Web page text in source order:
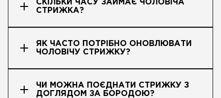
СКІЛЬКИ ЧАСУ ЗАЙМАЄ ЧОЛОВІЧА
СТРИЖКА?
ЯК ЧАСТО ПОТРІБНО ОНОВЛЮВАТИ
ЧОЛОВІЧУ СТРИЖКУ?
ЧИ МОЖНА ПОЄДНАТИ СТРИЖКУ З
ДОГЛЯДОМ ЗА БОРОДОЮ?